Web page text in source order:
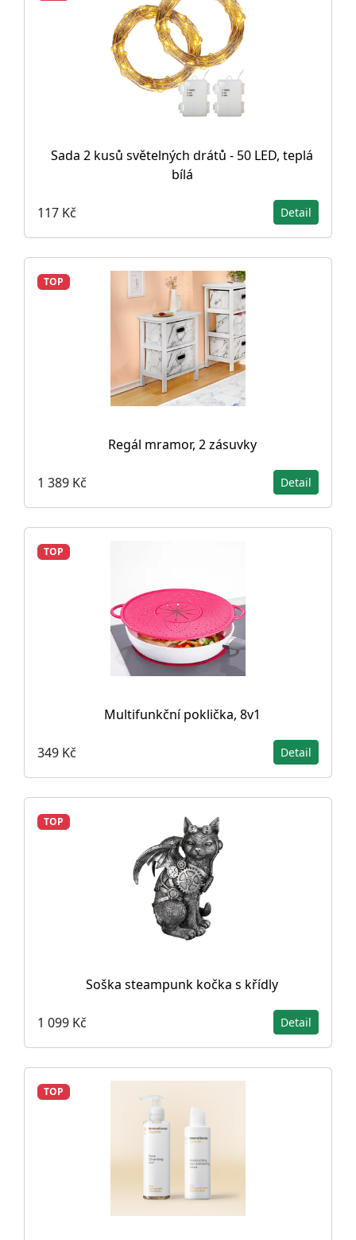
Sada 2 kusů světelných drátů - 50 LED, teplá
bílá
117 Kč Detail
TOP
Regál mramor, 2 zásuvky
1 389 Kč Detail
TOP
Multifunkční poklička, 8v1
349 Kč Detail
TOP
Soška steampunk kočka s křídly
1 099 Kč Detail
TOP